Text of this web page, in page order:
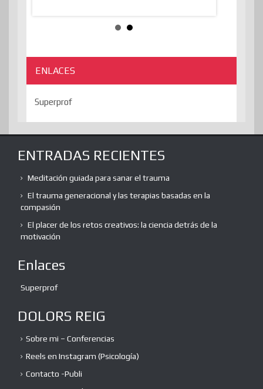
ENLACES
Superprof
ENTRADAS RECIENTES
Meditación guiada para sanar el trauma
El trauma generacional y las terapias basadas en la
compasión
El placer de los retos creativos: la ciencia detrás de la
motivación
Enlaces
Superprof
DOLORS REIG
Sobre mi – Conferencias
Reels en Instagram (Psicología)
Contacto -Publi